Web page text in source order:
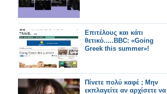
Επιτέλους και κάτι
θετικό.....BBC: «Going
Greek this summer»!
Πίνετε πολύ καφέ ; Μην
εκπλαγείτε αν αρχίσετε να